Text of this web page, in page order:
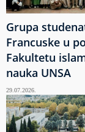
Grupa
Francuske u
Fakultetu
nauka UNSA
29.07.2026.